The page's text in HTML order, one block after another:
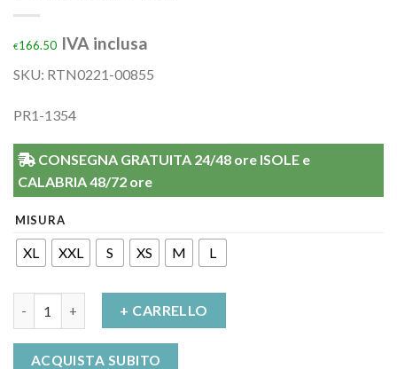
€166.50 IVA inclusa
SKU: RTN0221-00855
PR1-1354
CONSEGNA GRATUITA 24/48 ore ISOLE e
CALABRIA 48/72 ore
MISURA
XL XXL S XS M L
Busto Ortopedico Uomo Sat Crocera Modulare Ro+Ten
+ CARRELLO
ACQUISTA SUBITO